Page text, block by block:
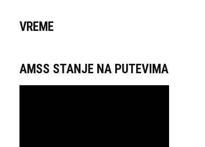
VREME
AMSS STANJE NA PUTEVIMA